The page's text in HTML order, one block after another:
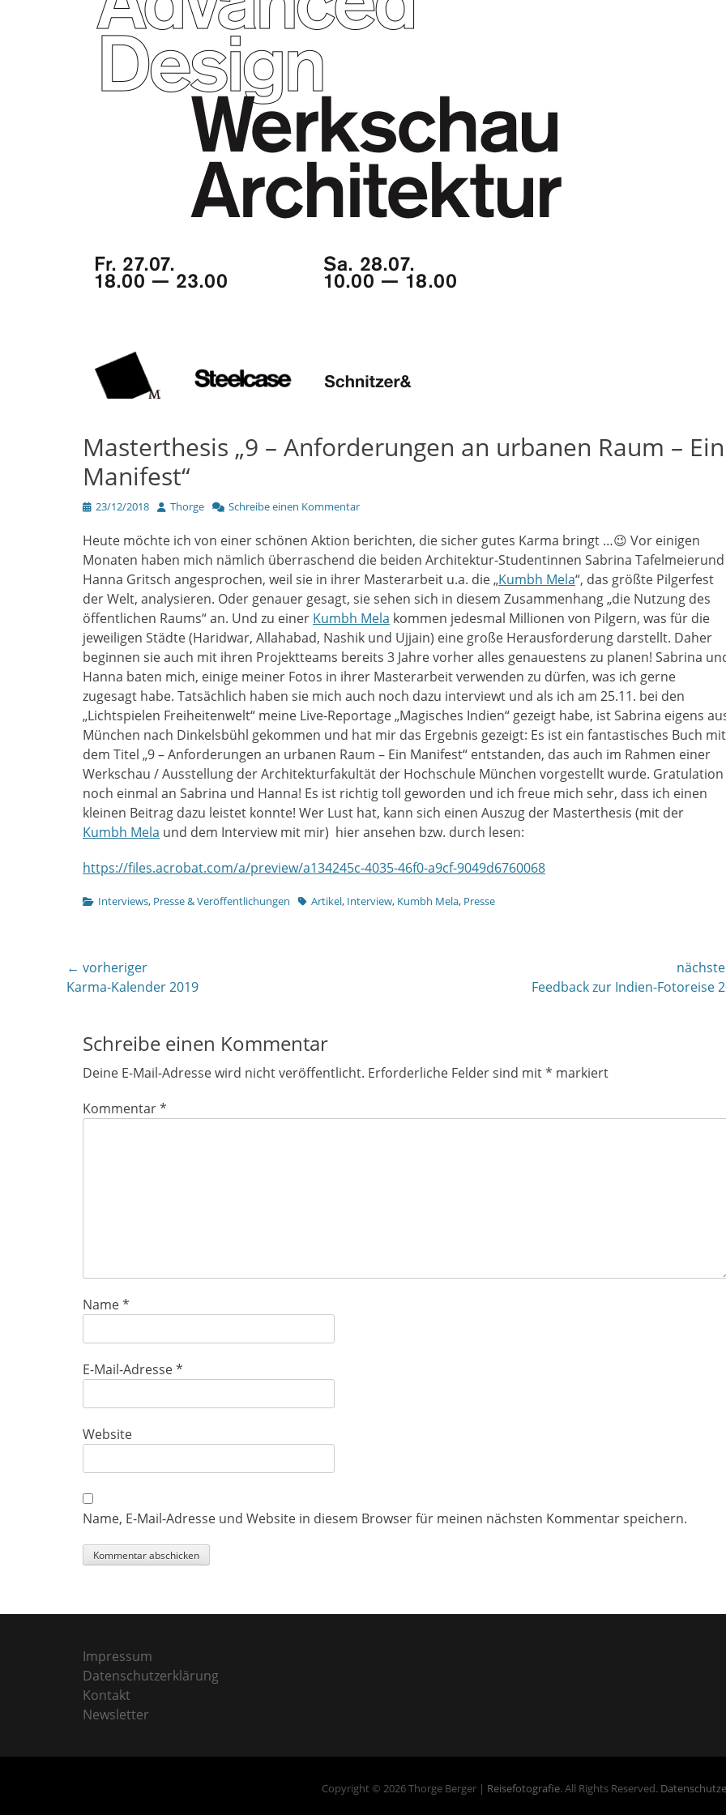
Masterthesis „9 – Anforderungen an urbanen Raum – Ein
Manifest“
Veröffentlicht
23/12/2018 Author
Thorge Schreibe einen Kommentar
Heute möchte ich von einer schönen Aktion berichten, die sicher gutes Karma bringt …😉 Vor einigen
Monaten haben mich nämlich überraschend die beiden Architektur-Studentinnen Sabrina Tafelmeierund
Hanna Gritsch angesprochen, weil sie in ihrer Masterarbeit u.a. die „Kumbh Mela“, das größte Pilgerfest
der Welt, analysieren. Oder genauer gesagt, sie sehen sich in diesem Zusammenhang „die Nutzung des
öffentlichen Raums“ an. Und zu einer Kumbh Mela kommen jedesmal Millionen von Pilgern, was für die
jeweiligen Städte (Haridwar, Allahabad, Nashik und Ujjain) eine große Herausforderung darstellt. Daher
beginnen sie auch mit ihren Projektteams bereits 3 Jahre vorher alles genauestens zu planen! Sabrina
Hanna baten mich, einige meiner Fotos in ihrer Masterarbeit verwenden zu dürfen, was ich gerne
zugesagt habe. Tatsächlich haben sie mich auch noch dazu interviewt und als ich am 25.11. bei den
„Lichtspielen Freiheitenwelt“ meine Live-Reportage „Magisches Indien“ gezeigt habe, ist Sabrina eigens
München nach Dinkelsbühl gekommen und hat mir das Ergebnis gezeigt: Es ist ein fantastisches Buch mit
dem Titel „9 – Anforderungen an urbanen Raum – Ein Manifest“ entstanden, das auch im Rahmen einer
Werkschau / Ausstellung der Architekturfakultät der Hochschule München vorgestellt wurde. Gratulation
noch einmal an Sabrina und Hanna! Es ist richtig toll geworden und ich freue mich sehr, dass ich einen
kleinen Beitrag dazu leistet konnte! Wer Lust hat, kann sich einen Auszug der Masterthesis (mit der
Kumbh Mela und dem Interview mit mir) hier ansehen bzw. durch lesen:
https://files.acrobat.com/a/preview/a134245c-4035-46f0-a9cf-9049d6760068
Kategorien
Interviews, Presse & Veröffentlichungen TagsArtikel, Interview, Kumbh Mela, Presse
Beitragsnavigation
← vorheriger
Vorheriger
Karma-Kalender 2019 Feedback zur Indien-Fotoreise
Schreibe einen Kommentar
Deine E-Mail-Adresse wird nicht veröffentlicht. Erforderliche Felder sind mit* markiert
Kommentar*
Name*
E-Mail-Adresse*
Website
Name, E-Mail-Adresse und Website in diesem Browser für meinen nächsten Kommentar speichern.
Impressum
Datenschutzerklärung
Kontakt
Newsletter
Copyright © 2026 Thorge Berger | Reisefotografie. All Rights Reserved.